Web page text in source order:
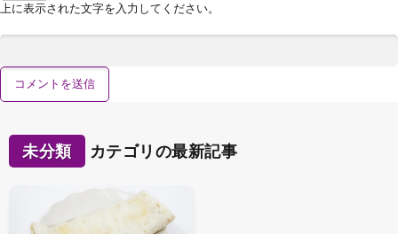
上に表示された文字を入力してください。
未分類 カテゴリの最新記事